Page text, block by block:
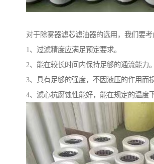
对于除雾器滤芯滤油器的选用，我们要考
1、过滤精度应满足预定要求。
2、能在较长时间内保持足够的通流能力。
3、具有足够的强度，不因液压的作用而损
4、滤心抗腐蚀性能好，能在规定的温度